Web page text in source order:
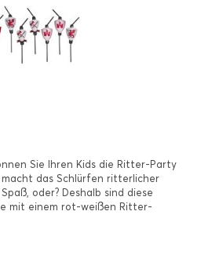
Sie Ihren Kids die Ritter-Party
das Schlürfen ritterlicher
oder? Deshalb sind diese
mit einem rot-weißen Ritter-